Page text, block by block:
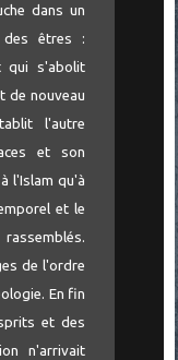
dans un
êtres :
qui s'abolit
de nouveau
l'autre
et son
l'Islam qu'à
et le
de l'ordre
En fin
et des
n'arrivait